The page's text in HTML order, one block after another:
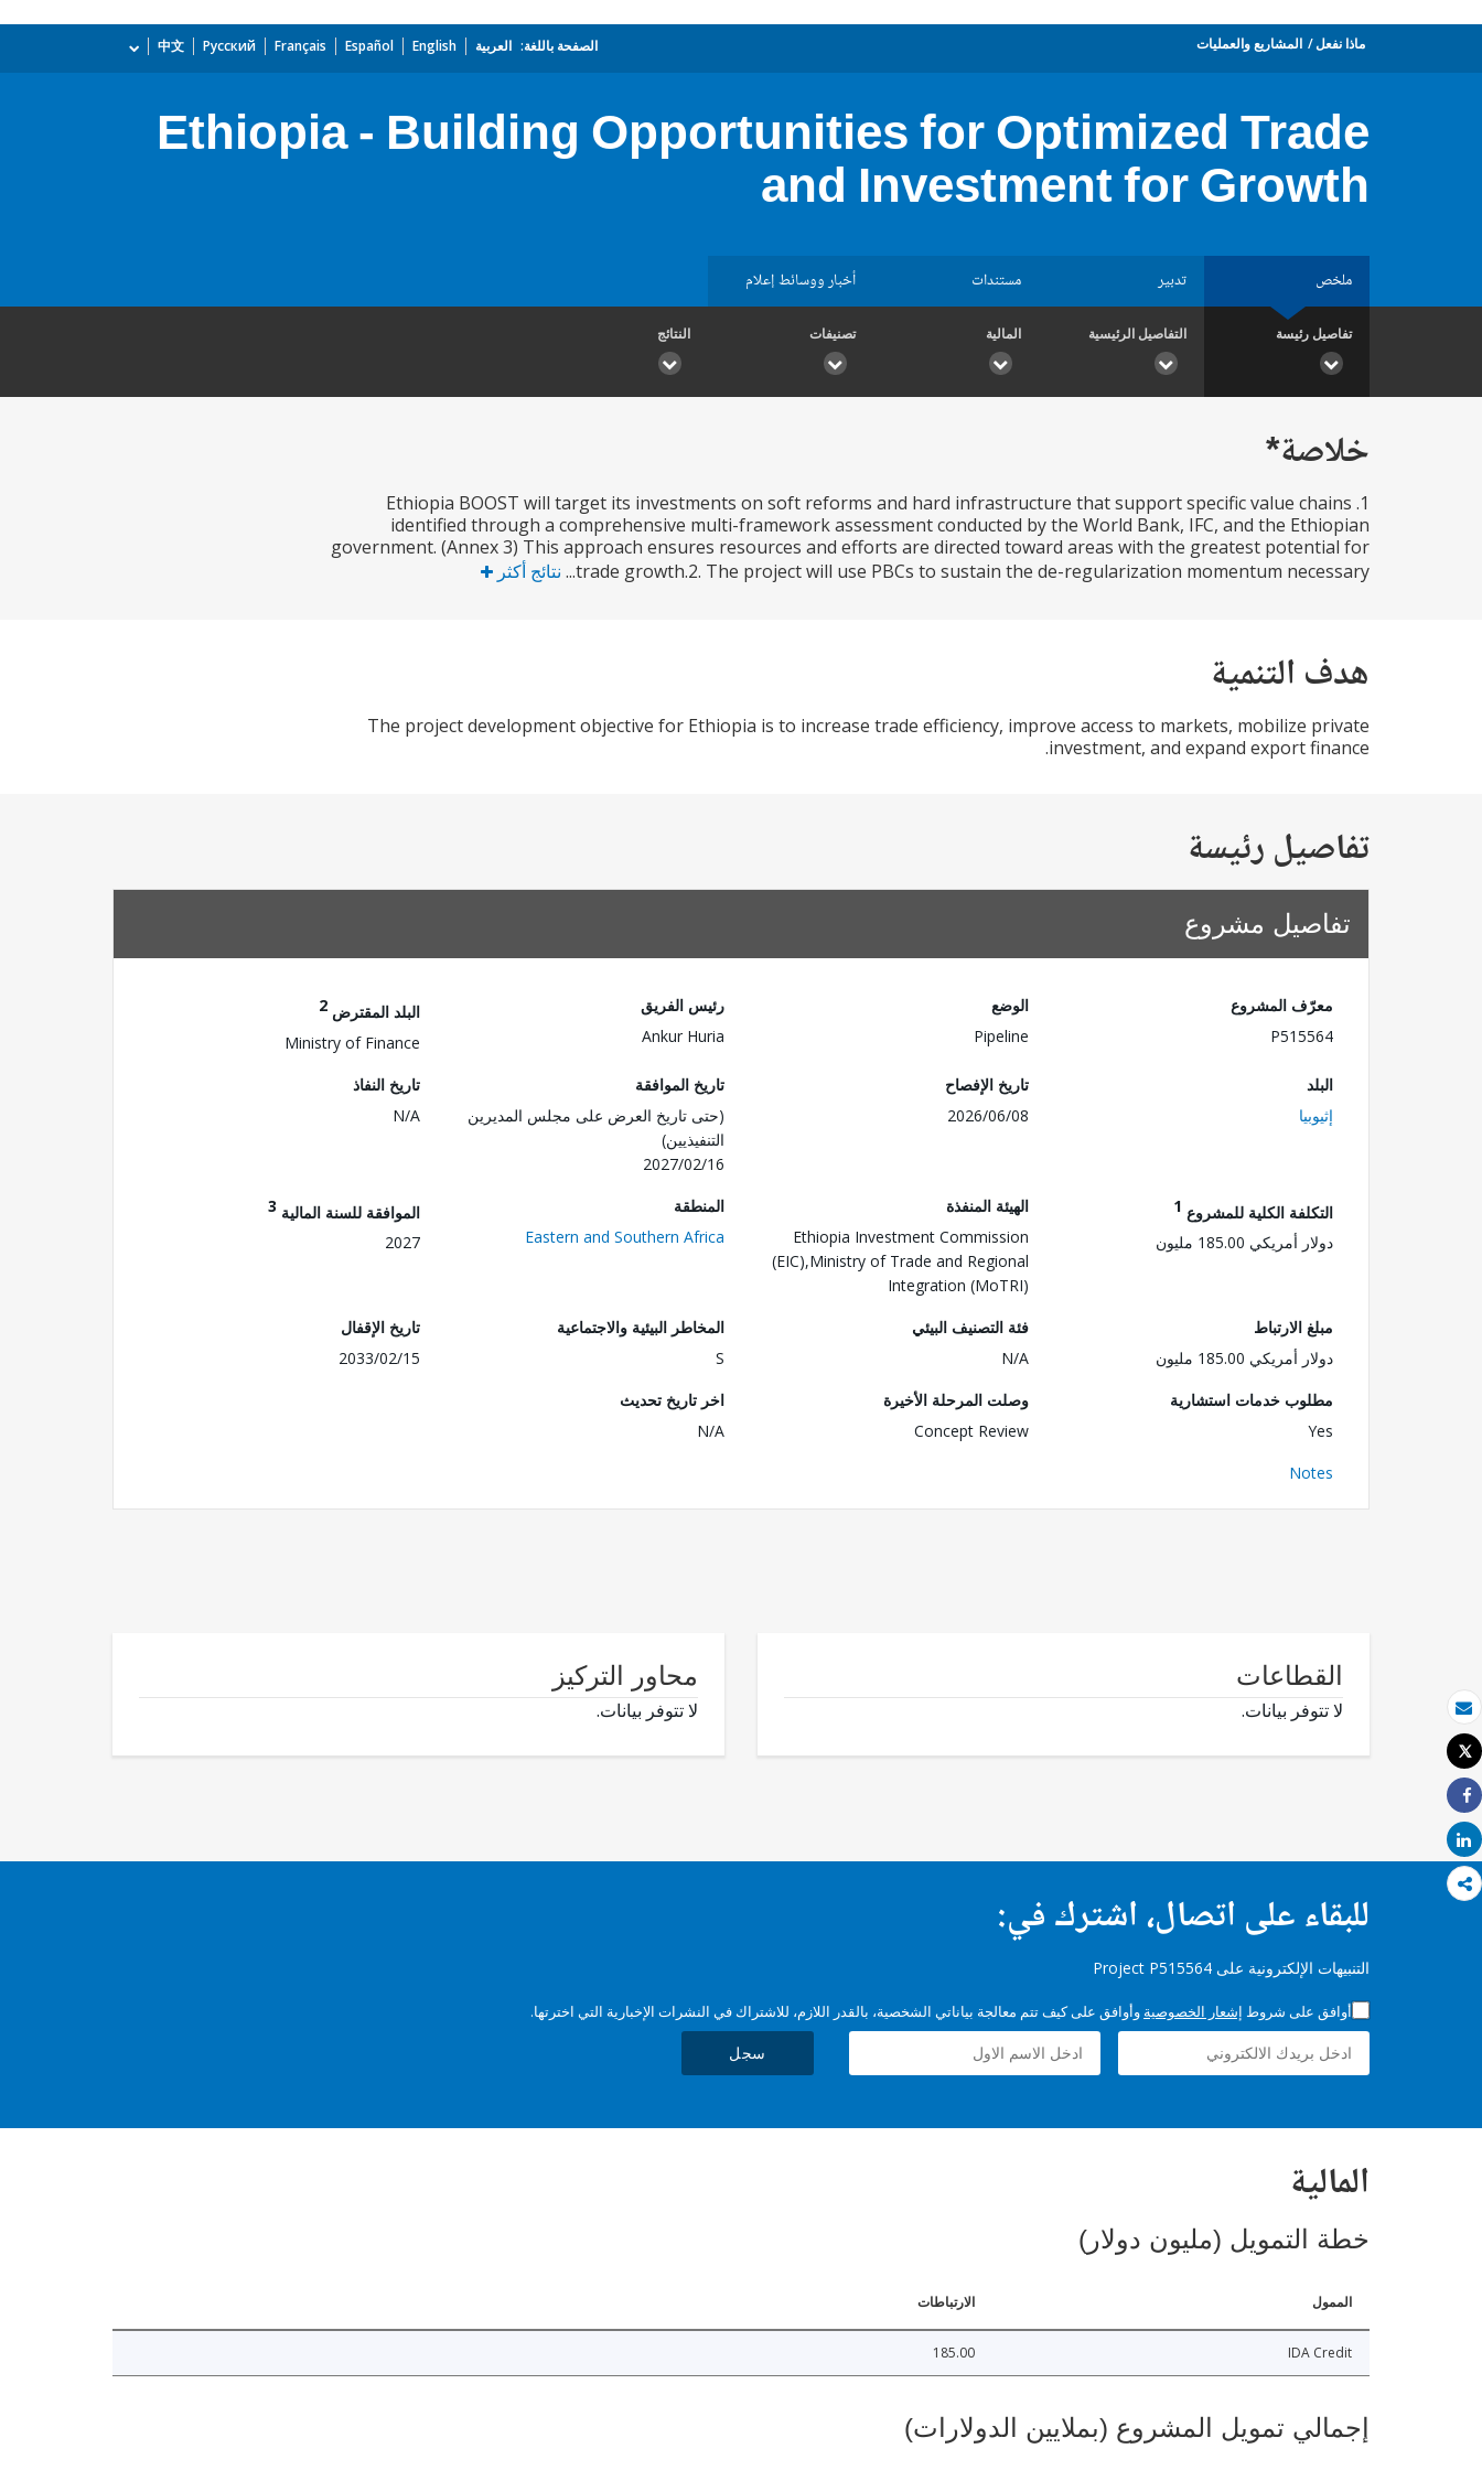
بريد الكتروني
طباعة
Tweet
Share
Share
ماذا نفعل المشاريع والعمليات الصفحة باللغة: العربية English
Español
Français
Русский
中文
Ethiopia - Building Opportunities for Optimized Trade
and Investment for Growth
ملخص تدبير مستندات أخبار ووسائط إعلام
تفاصيل رئيسة التفاصيل الرئيسية المالية تصنيفات النتائج
خلاصة*
1. Ethiopia BOOST will target its investments on soft reforms and hard infrastructure that support specific value chains
identified through a comprehensive multi-framework assessment conducted by the World Bank, IFC, and the Ethiopian
government. (Annex 3) This approach ensures resources and efforts are directed toward areas with the greatest potential for
trade growth.2. The project will use PBCs to sustain the de-regularization momentum necessary...
نتائج أكثر
هدف التنمية
The project development objective for Ethiopia is to increase trade efficiency, improve access to markets, mobilize private
investment, and expand export finance.
تفاصيل رئيسة
تفاصيل مشروع
معرّف المشروع
P515564
الوضع
Pipeline
رئيس الفريق
Ankur Huria
البلد المقترض 2
Ministry of Finance
البلد
إثيوبيا
تاريخ الإفصاح
2026/06/08
تاريخ الموافقة
(حتى تاريخ العرض على مجلس المديرين
التنفيذيين)
2027/02/16
تاريخ النفاذ
N/A
التكلفة الكلية للمشروع 1
دولار أمريكي 185.00 مليون
الهيئة المنفذة
Ethiopia Investment Commission
(EIC),Ministry of Trade and Regional
Integration (MoTRI)
المنطقة
Eastern and Southern Africa
الموافقة للسنة المالية 3
2027
مبلغ الارتباط
دولار أمريكي 185.00 مليون
فئة التصنيف البيئي
N/A
المخاطر البيئية والاجتماعية
S
تاريخ الإقفال
2033/02/15
مطلوب خدمات استشارية
Yes
وصلت المرحلة الأخيرة
Concept Review
اخر تاريخ تحديث
N/A
Notes
القطاعات
لا تتوفر بيانات.
محاور التركيز
لا تتوفر بيانات.
للبقاء على اتصال، اشترك في:
التنبيهات الإلكترونية على Project P515564
أوافق على شروط إشعار الخصوصية وأوافق على كيف تتم معالجة بياناتي الشخصية، بالقدر اللازم، للاشتراك في النشرات الإخبارية التي اخترتها.
سجل
المالية
خطة التمويل (مليون دولار)
الممول الارتباطات
IDA Credit
185.00
إجمالي تمويل المشروع (بملايين الدولارات)